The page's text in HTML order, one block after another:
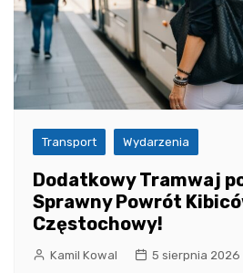
Transport Wydarzenia
Dodatkowy Tramwaj
Sprawny Powrót
Częstochowy!
Kamil Kowal 5 sierpnia 2026